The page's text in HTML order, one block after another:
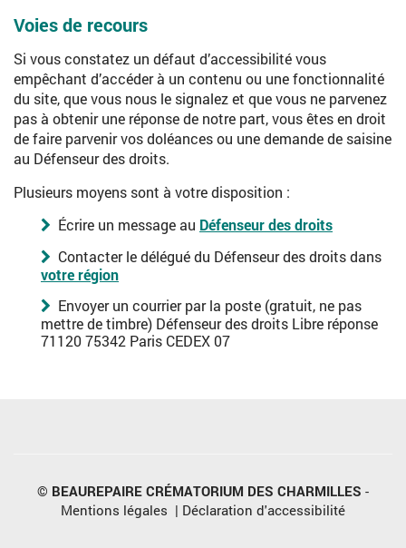
Voies de recours
Si vous constatez un défaut d’accessibilité vous
empêchant d’accéder à un contenu ou une fonctionnalité
du site, que vous nous le signalez et que vous ne parvenez
pas à obtenir une réponse de notre part, vous êtes en droit
de faire parvenir vos doléances ou une demande de saisine
au Défenseur des droits.
Plusieurs moyens sont à votre disposition :
Écrire un message au Défenseur des droits
Contacter le délégué du Défenseur des droits dans
votre région
Envoyer un courrier par la poste (gratuit, ne pas
mettre de timbre) Défenseur des droits Libre réponse
71120 75342 Paris CEDEX 07
© BEAUREPAIRE CRÉMATORIUM DES CHARMILLES -
Mentions légales | Déclaration d'accessibilité